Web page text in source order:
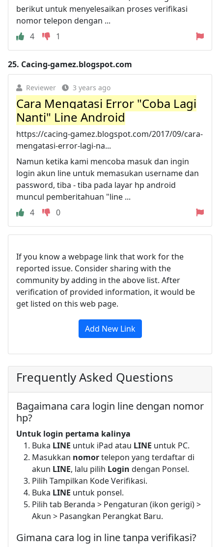
berikut untuk menyelesaikan proses verifikasi
nomor telepon dengan ...
4
1
25. Cacing-gamez.blogspot.com
Reviewer 3 years ago
Cara Mengatasi Error "Coba Lagi
Nanti" Line Android
https://cacing-gamez.blogspot.com/2017/09/cara-
mengatasi-error-lagi-na...
Namun ketika kami mencoba masuk dan ingin
login akun line untuk memasukan username dan
password, tiba - tiba pada layar hp android
muncul pemberitahuan "line ...
4
0
If you know a webpage link that work for the
reported issue. Consider sharing with the
community by adding in the above list. After
verification of provided information, it would be
get listed on this web page.
Add New Link
Frequently Asked Questions
Bagaimana cara login line dengan nomor
hp?
Untuk login pertama kalinya
Buka LINE untuk iPad atau LINE untuk PC.
Masukkan nomortelepon yang terdaftar di
akun LINE, lalu pilih Login dengan Ponsel.
Pilih Tampilkan Kode Verifikasi.
Buka LINE untuk ponsel.
Pilih tab Beranda > Pengaturan (ikon gerigi) >
Akun > Pasangkan Perangkat Baru.
Gimana cara log in line tanpa verifikasi?